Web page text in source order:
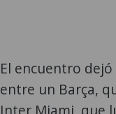
El encuentro
entre un Barça,
Inter Miami, que